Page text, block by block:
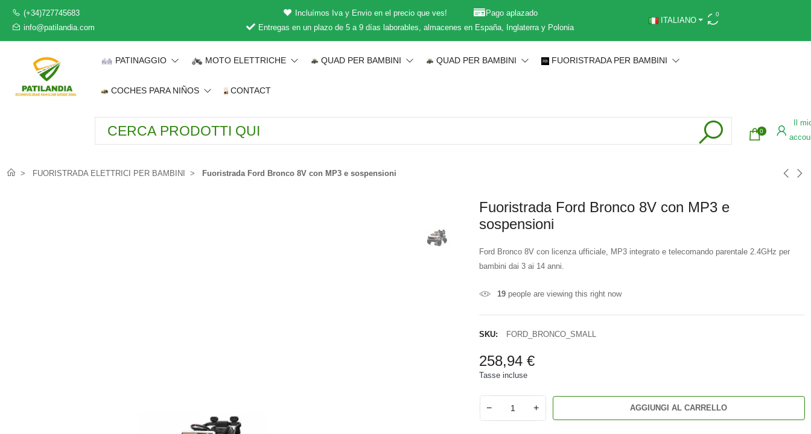
(+34)727745683
info@patilandia.com
Incluímos Iva y Envio en el precio que ves!
Pago aplazado
Entregas en un plazo de 5 a 9 días laborables, almacenes en España, Inglaterra y Polonia
ITALIANO
0
PATINAGGIO MOTO ELETTRICHE QUAD PER BAMBINI QUAD PER BAMBINI FUORISTRADA PER BAMBINI
COCHES PARA NIÑOS CONTACT
0
Il
FUORISTRADA ELETTRICI PER BAMBINI Fuoristrada Ford Bronco 8V con MP3 e sospensioni
Fuoristrada Ford Bronco 8V con MP3 e
sospensioni
Ford Bronco 8V con licenza ufficiale, MP3 integrato e telecomando parentale 2.4GHz per
bambini dai 3 ai 14 anni.
19people are viewing this right now
SKU: FORD_BRONCO_SMALL
258,94 €
Tasse incluse
− + AGGIUNGI AL CARRELLO